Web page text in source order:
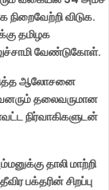
விடுக.
தமிழக
வேண்டுகோள்.
ஆலோசனை
தலைவருமான
நிர்வாகிகளுடன்
தாலி மாற்றி
பக்தரின் சிறப்பு